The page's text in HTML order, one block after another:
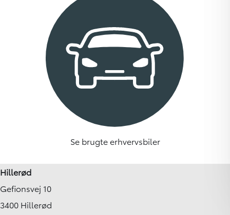
Se brugte erhvervsbiler
Hillerød
Gefionsvej 10
3400 Hillerød